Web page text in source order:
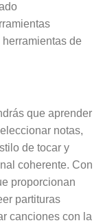
de
que aprender
notas,
de tocar y
coherente. Con
proporcionan
partituras
canciones con la